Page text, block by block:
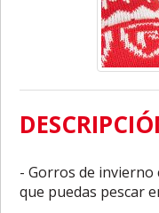
- Gorros de invierno
que puedas pescar